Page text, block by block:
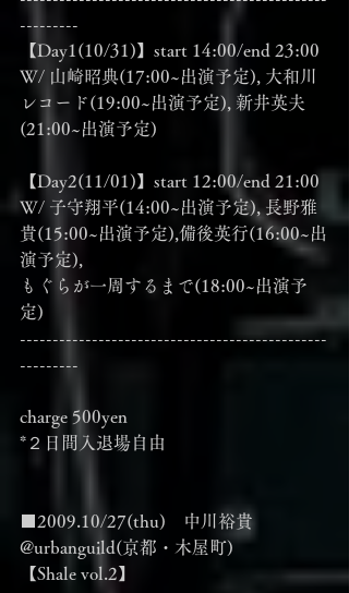
---------
【Day1(10/31)】start 14:00/end 23:00
W/ 山崎昭典(17:00~出演予定), 大和川
レコード(19:00~出演予定), 新井英夫
(21:00~出演予定)
【Day2(11/01)】start 12:00/end 21:00
W/ 子守翔平(14:00~出演予定), 長野雅
貴(15:00~出演予定),備後英行(16:00~出
演予定),
もぐらが一周するまで(18:00~出演予
定)
-----------------------------------------------
---------
charge 500yen
*２日間入退場自由
■2009.10/27(thu)　中川裕貴
@urbanguild(京都・木屋町)
【Shale vol.2】